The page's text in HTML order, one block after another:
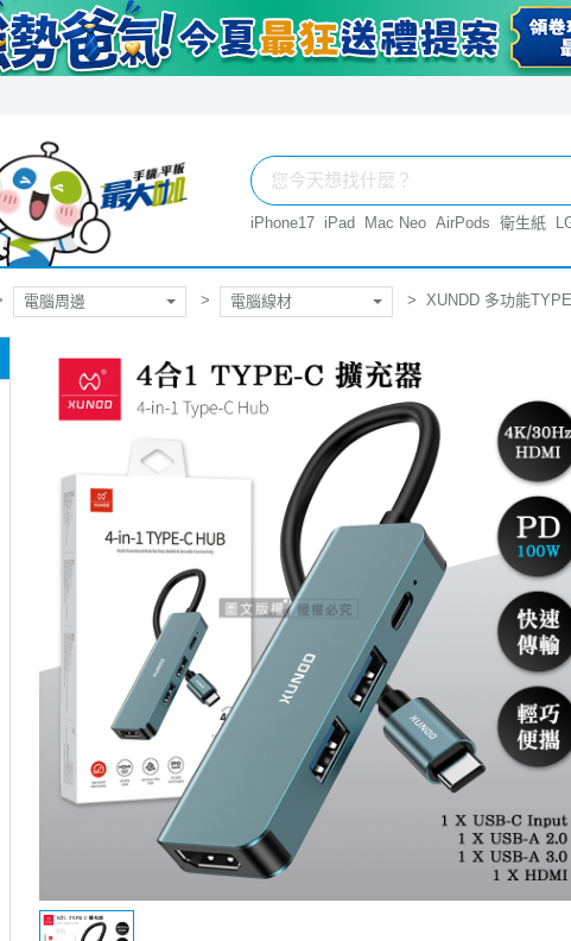
iPhone17 iPad Mac Neo AirPods 衛生紙
電腦周邊 電腦線材 XUNDD 多功能